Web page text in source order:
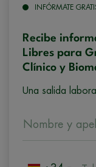
INFÓRMATE
Recibe
Libres para
Clínico y
Una salida
Nombre y